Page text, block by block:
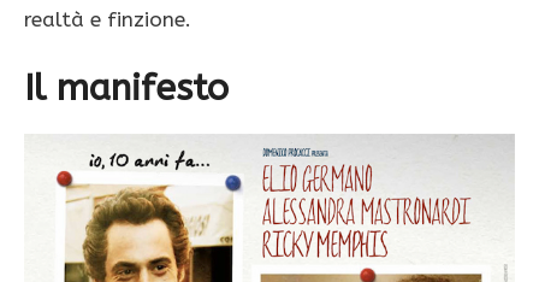
realtà e finzione.
Il manifesto